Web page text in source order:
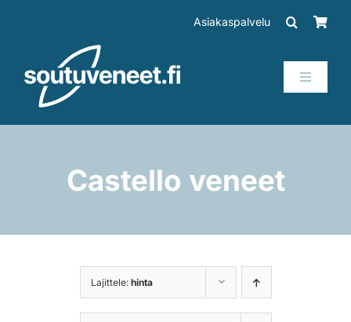
Asiakaspalvelu
Toggle
PerämoottoritCastello veneet
Lajittele: hinta